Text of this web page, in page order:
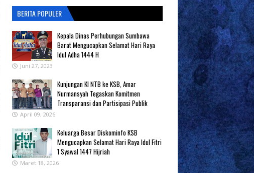
BERITA POPULER
Kepala Dinas Perhubungan Sumbawa
Barat Mengucapkan Selamat Hari Raya
Idul Adha 1444 H
Juni 27, 2023
Kunjungan KI NTB ke KSB, Amar
Nurmansyah Tegaskan Komitmen
Transparansi dan Partisipasi Publik
April 09, 2026
Keluarga Besar Diskominfo KSB
Mengucapkan Selamat Hari Raya Idul Fitri
1 Syawal 1447 Hijriah
Maret 18, 2026